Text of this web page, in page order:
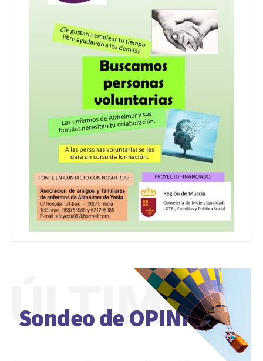
Sondeo de OPINIÓN
ÚLTIMO